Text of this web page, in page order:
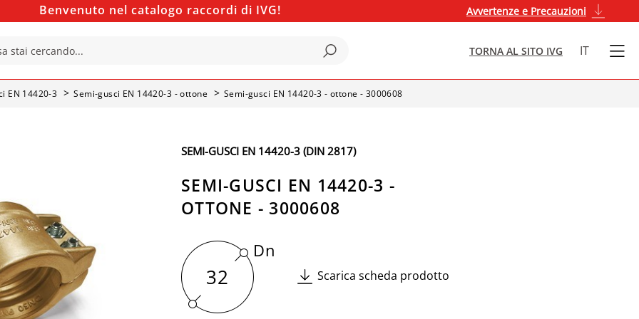
Benvenuto nel catalogo raccordi di IVG! Avvertenze e Precauzioni
TORNA AL SITO IVG IT
EN 14420-3 Semi-gusci EN 14420-3 - ottone Semi-gusci EN 14420-3 - ottone - 3000608
SEMI-GUSCI EN 14420-3 (DIN 2817)
SEMI-GUSCI EN 14420-3 -
OTTONE - 3000608
32
Dn
Scarica scheda prodotto